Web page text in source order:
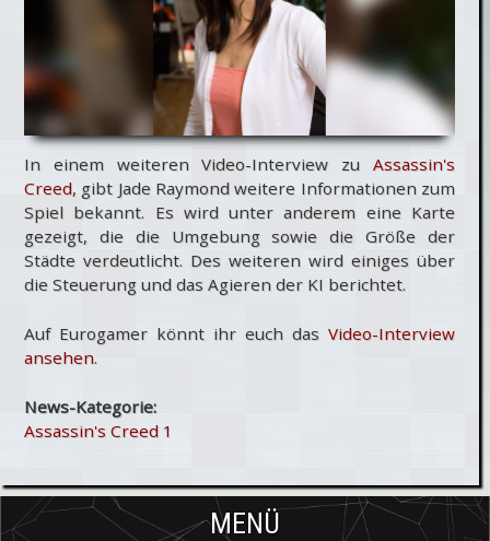
In einem weiteren Video-Interview zu Assassin's
Creed, gibt Jade Raymond weitere Informationen zum
Spiel bekannt. Es wird unter anderem eine Karte
gezeigt, die die Umgebung sowie die Größe der
Städte verdeutlicht. Des weiteren wird einiges über
die Steuerung und das Agieren der KI berichtet.
Auf Eurogamer könnt ihr euch das Video-Interview
ansehen.
News-Kategorie:
Assassin's Creed 1
MENÜ